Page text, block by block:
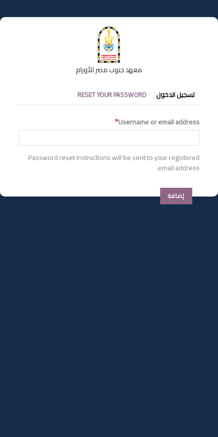
إلى
المحتوى
معهد جنوب مصر للأورام
التبويبات
الأساسية
تسجيل الدخول RESET YOUR PASSWORD
Username or email address
Password reset instructions will be sent to your registered
email address.